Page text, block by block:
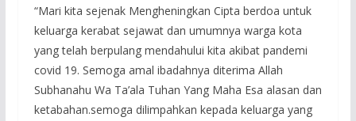
“Mari kita sejenak Mengheningkan Cipta berdoa untuk
keluarga kerabat sejawat dan umumnya warga kota
yang telah berpulang mendahului kita akibat pandemi
covid 19. Semoga amal ibadahnya diterima Allah
Subhanahu Wa Ta’ala Tuhan Yang Maha Esa alasan dan
ketabahan.semoga dilimpahkan kepada keluarga yang